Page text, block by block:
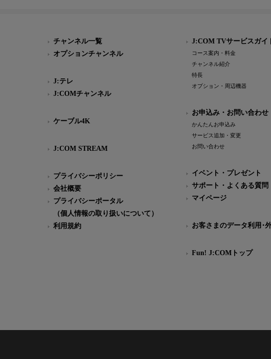
チャンネル一覧
オプションチャンネル
J:テレ
J:COMチャンネル
ケーブル4K
J:COM STREAM
プライバシーポリシー
会社概要
プライバシーポータル
（個人情報の取り扱いについて）
利用規約
J:COM TVサービスガイ
コース案内・料金
チャンネル紹介
特長
オプション・周辺機器
お申込み・お問い合わせ
かんたんお申込み
サービス追加・変更
お問い合わせ
イベント・プレゼント
サポート・よくある質問
マイページ
お客さまのデータ利用･
Fun! J:COMトップ